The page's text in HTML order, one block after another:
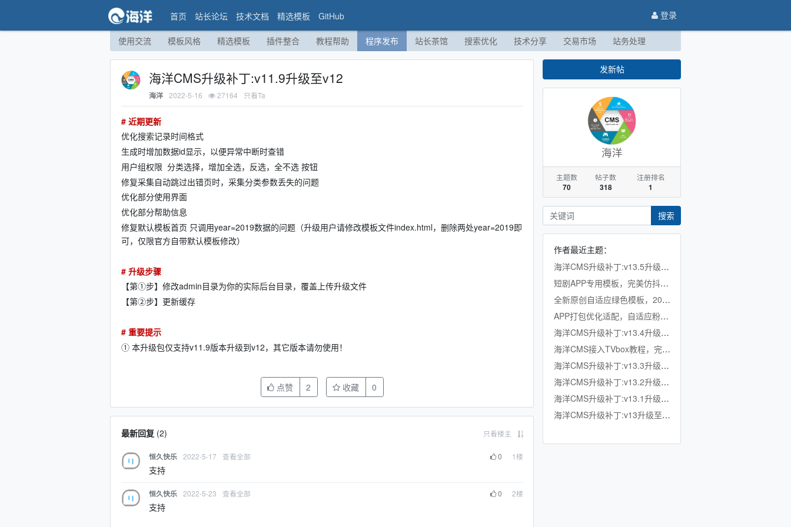
首页 站长论坛 技术文档 精选模板 GitHub 登录
使用交流 模板风格 精选模板 插件整合 教程帮助 程序发布 站长茶馆 搜索优化 技术分享 交易市场 站务处理
海洋CMS升级补丁:v11.9升级至v12
海洋 2022-5-16 27164 只看Ta
# 近期更新
优化搜索记录时间格式
生成时增加数据id显示，以便异常中断时查错
用户组权限 分类选择，增加全选，反选，全不选 按钮
修复采集自动跳过出错页时，采集分类参数丢失的问题
优化部分使用界面
优化部分帮助信息
修复默认模板首页 只调用year=2019数据的问题（升级用户请修改模板文件index.html，删除两处year=2019即
可，仅限官方自带默认模板修改）
# 升级步骤
【第①步】修改admin目录为你的实际后台目录，覆盖上传升级文件
【第②步】更新缓存
# 重要提示
① 本升级包仅支持v11.9版本升级到v12，其它版本请勿使用！
点赞 2 收藏 0
最新回复(2) 只看楼主
恒久快乐 2022-5-17 查看全部 0 1楼
支持
恒久快乐 2022-5-23 查看全部 0 2楼
支持
发新帖
海洋
主题数
70
帖子数
318
注册排名
1
搜索
作者最近主题：
海洋CMS升级补丁:v13.5升级至v13.6
短剧APP专用模板，完美仿抖音竖屏短剧模板，滑动上下集，点赞收藏
全新原创自适应绿色模板，200K超小体积，加强版播放记录、搜索历史模块
APP打包优化适配，自适应粉色模板，小体积秒加载，模拟app动画效果，适合X
海洋CMS升级补丁:v13.4升级至v13.5
海洋CMS接入TVbox教程，完美适配TVbox，影视仓，OK影视等软件
海洋CMS升级补丁:v13.3升级至v13.4
海洋CMS升级补丁:v13.2升级至v13.3
海洋CMS升级补丁:v13.1升级至v13.2
海洋CMS升级补丁:v13升级至v13.1